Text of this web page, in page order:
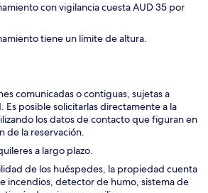
con vigilancia cuesta AUD 35 por
tiene un límite de altura.
comunicadas o contiguas, sujetas a
Es posible solicitarlas directamente a la
los datos de contacto que figuran en
de la reservación.
a largo plazo.
de los huéspedes, la propiedad cuenta
incendios, detector de humo, sistema de